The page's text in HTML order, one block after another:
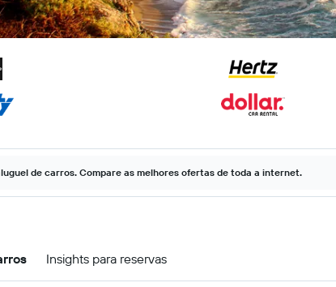
de carros. Compare as melhores ofertas de toda a internet.
Insights para reservas